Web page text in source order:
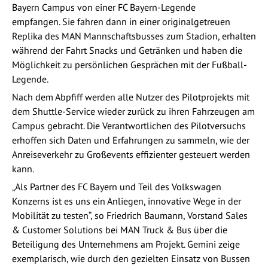
Bayern Campus von einer FC Bayern-Legende
empfangen. Sie fahren dann in einer originalgetreuen
Replika des MAN Mannschaftsbusses zum Stadion, erhalten
während der Fahrt Snacks und Getränken und haben die
Möglichkeit zu persönlichen Gesprächen mit der Fußball-
Legende.
Nach dem Abpfiff werden alle Nutzer des Pilotprojekts mit
dem Shuttle-Service wieder zurück zu ihren Fahrzeugen am
Campus gebracht. Die Verantwortlichen des Pilotversuchs
erhoffen sich Daten und Erfahrungen zu sammeln, wie der
Anreiseverkehr zu Großevents effizienter gesteuert werden
kann.
„Als Partner des FC Bayern und Teil des Volkswagen
Konzerns ist es uns ein Anliegen, innovative Wege in der
Mobilität zu testen“, so Friedrich Baumann, Vorstand Sales
& Customer Solutions bei MAN Truck & Bus über die
Beteiligung des Unternehmens am Projekt. Gemini zeige
exemplarisch, wie durch den gezielten Einsatz von Bussen